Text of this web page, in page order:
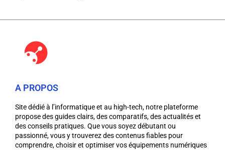
A PROPOS
Site dédié à l’informatique et au high-tech, notre plateforme
propose des guides clairs, des comparatifs, des actualités et
des conseils pratiques. Que vous soyez débutant ou
passionné, vous y trouverez des contenus fiables pour
comprendre, choisir et optimiser vos équipements numériques